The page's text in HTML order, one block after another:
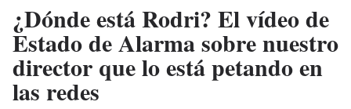
¿Dónde está Rodri? El vídeo de
Estado de Alarma sobre nuestro
director que lo está petando en
las redes